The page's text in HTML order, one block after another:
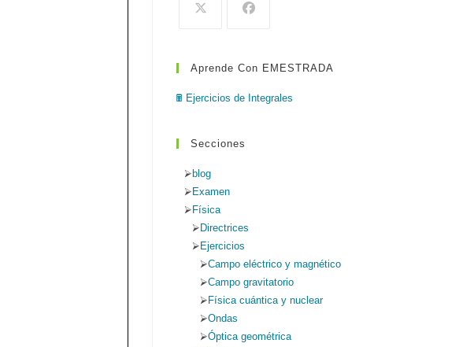
Aprende Con EMESTRADA
🖩 Ejercicios de Integrales
Secciones
blog
Examen
Física
Directrices
Ejercicios
Campo eléctrico y magnético
Campo gravitatorio
Física cuántica y nuclear
Ondas
Óptica geométrica